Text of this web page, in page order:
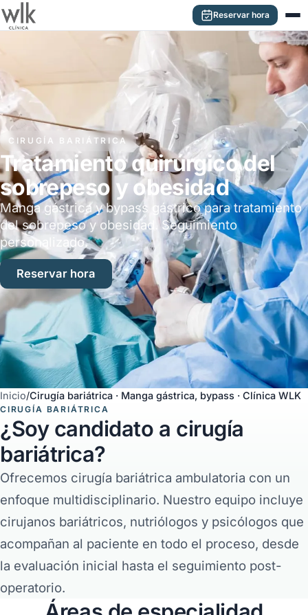
Saltar al contenido principal
Reservar hora
CIRUGÍA BARIÁTRICA
Tratamiento quirúrgico del
sobrepeso y obesidad
Manga gástrica y bypass gástrico para tratamiento
del sobrepeso y obesidad. Seguimiento
personalizado.
Reservar hora
Inicio/Cirugía bariátrica · Manga gástrica, bypass · Clínica WLK
CIRUGÍA BARIÁTRICA
¿Soy candidato a cirugía
bariátrica?
Ofrecemos cirugía bariátrica ambulatoria con un
enfoque multidisciplinario. Nuestro equipo incluye
cirujanos bariátricos, nutriólogos y psicólogos que
acompañan al paciente en todo el proceso, desde
la evaluación inicial hasta el seguimiento post-
operatorio.